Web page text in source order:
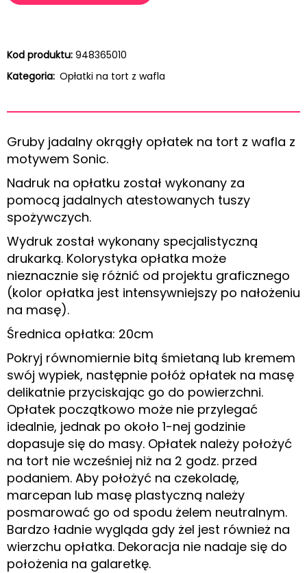
Kod produktu: 948365010
Kategoria: Opłatki na tort z wafla
Gruby jadalny okrągły opłatek na tort z wafla z
motywem Sonic.
Nadruk na opłatku został wykonany za
pomocą jadalnych atestowanych tuszy
spożywczych.
Wydruk został wykonany specjalistyczną
drukarką. Kolorystyka opłatka może
nieznacznie się różnić od projektu graficznego
(kolor opłatka jest intensywniejszy po nałożeniu
na masę).
Średnica opłatka: 20cm
Pokryj równomiernie bitą śmietaną lub kremem
swój wypiek, następnie połóż opłatek na masę
delikatnie przyciskając go do powierzchni.
Opłatek początkowo może nie przylegać
idealnie, jednak po około 1-nej godzinie
dopasuje się do masy. Opłatek należy położyć
na tort nie wcześniej niż na 2 godz. przed
podaniem. Aby położyć na czekoladę,
marcepan lub masę plastyczną należy
posmarować go od spodu żelem neutralnym.
Bardzo ładnie wygląda gdy żel jest również na
wierzchu opłatka. Dekoracja nie nadaje się do
położenia na galaretkę.